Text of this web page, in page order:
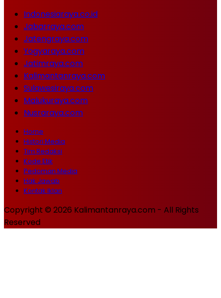
Indonesiaraya.co.id
Jabarraya.com
Jatengraya.com
Yogyaraya.com
Jatimraya.com
Kalimantanraya.com
Sulawesiraya.com
Malukuraya.com
Nusraraya.com
Home
Histori Media
Tim Redaksi
Kode Etik
Pedoman Media
Hak Jawab
Kontak Iklan
Copyright © 2026 Kalimantanraya.com - All Rights
Reserved